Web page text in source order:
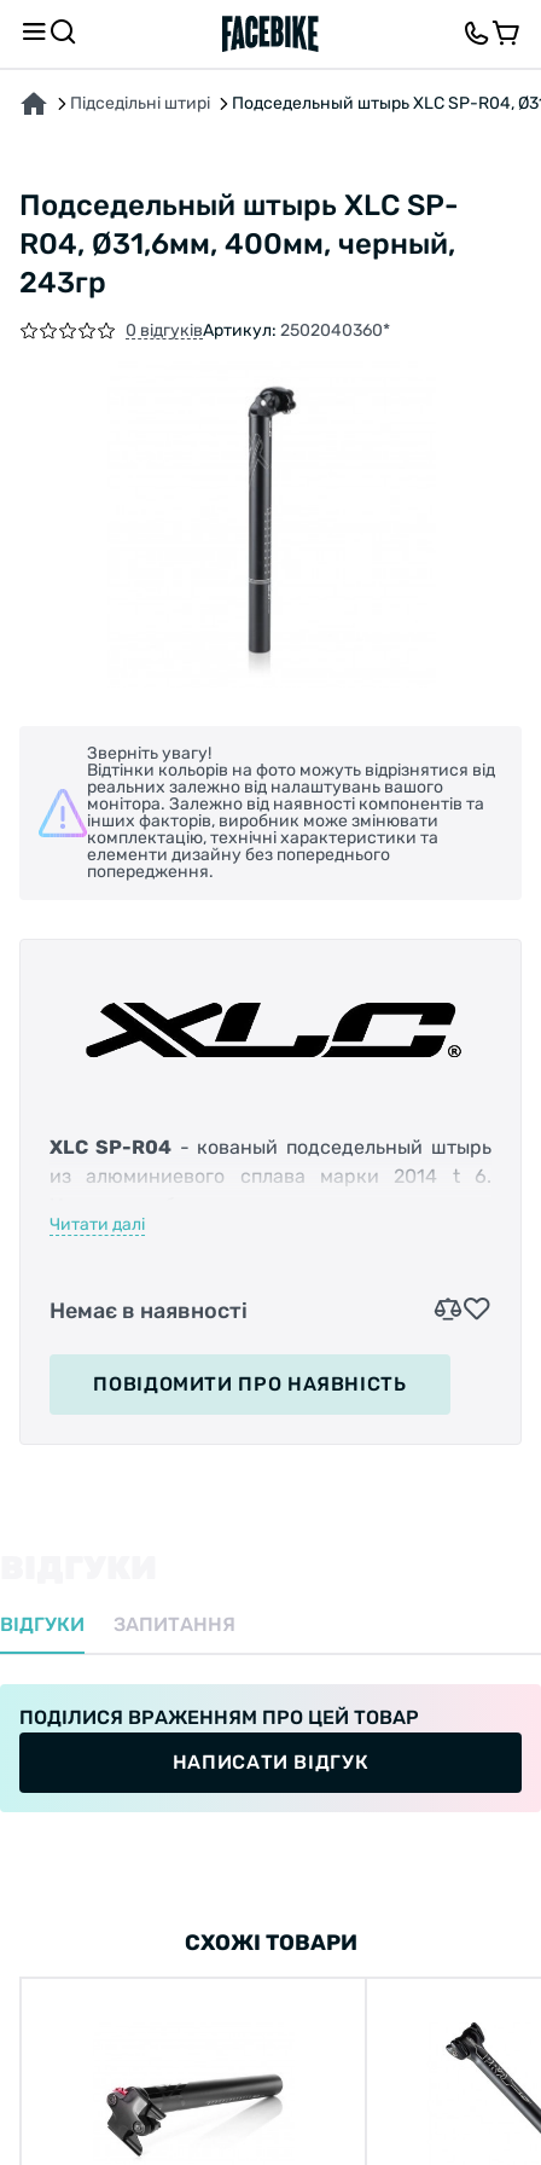
Підседільні штирі Подседельный штырь XLC SP-R04,
Подседельный штырь XLC SP-
R04, Ø31,6мм, 400мм, черный,
243гр
0 відгуківАртикул: 2502040360*
Зверніть увагу!
Відтінки кольорів на фото можуть відрізнятися від
реальних залежно від налаштувань вашого
монітора. Залежно від наявності компонентів та
інших факторів, виробник може змінювати
комплектацію, технічні характеристики та
елементи дизайну без попереднього
попередження.
XLC SP-R04- кованый подседельный штырь
из алюминиевого сплава марки 2014 t 6.
возможностью микрорегулировки без
отпуска гайки-барашка на торцевой части
головы. На штыре нанесена шкала для более
удобной и точной настройки высоты.
Шоссе;
регулировкой;
Смещение назад: 20 мм;
Диаметр: 31,6 мм;
Читати далі
Немає в наявності
ПОВІДОМИТИ ПРО НАЯВНІСТЬ
ВІДГУКИ ЗАПИТАННЯ
ПОДІЛИСЯ ВРАЖЕННЯМ ПРО ЦЕЙ ТОВАР
НАПИСАТИ ВІДГУК
ПРО ТОВАР ВІДГУКИ ТА ЗАПИТАННЯ
СХОЖІ ТОВАРИ